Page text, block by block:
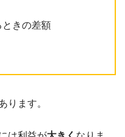
きの差額
ります。